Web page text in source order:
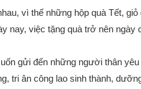
vì thế những hộp quà Tết,
việc tặng quà trở nên
gửi đến những người thân
ân công lao sinh thành,